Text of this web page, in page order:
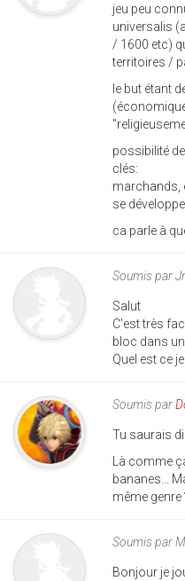
jeu peu
universalis
/ 1600 etc)
territoires /
le but étant
possibilité
clés:
marchands,
se
ca parle à
Soumis par
Salut
C'est très
bloc dans
Quel est ce
Soumis par
Tu saurais
Là comme
bananes...
même genre
Soumis par
Bonjour je